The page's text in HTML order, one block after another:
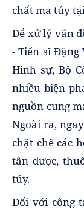
chất ma túy
Để xử lý vấn
- Tiến sĩ Đặng
Hình sự, Bộ
nhiều biện
nguồn cung
Ngoài ra,
chặt chẽ các
tân dược,
túy.
Đối với công